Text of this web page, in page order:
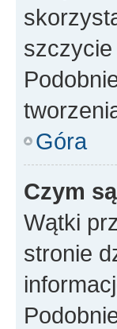
szczycie
Góra
Czym
Wątki
stronie